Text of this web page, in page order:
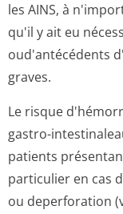
les AINS, à
qu'il y ait eu
oud'antécédents
graves.
Le risque
gastro-
patients
particulier en cas
ou deperforation